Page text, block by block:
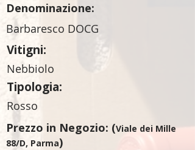
Denominazione:
Barbaresco DOCG
Vitigni:
Nebbiolo
Tipologia:
Rosso
Prezzo in Negozio: (Viale dei Mille
88/D, Parma)